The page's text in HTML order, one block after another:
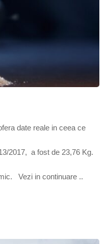
date reale in ceea ce
2017,  a fost de 23,76 Kg.
Vezi in continuare ..